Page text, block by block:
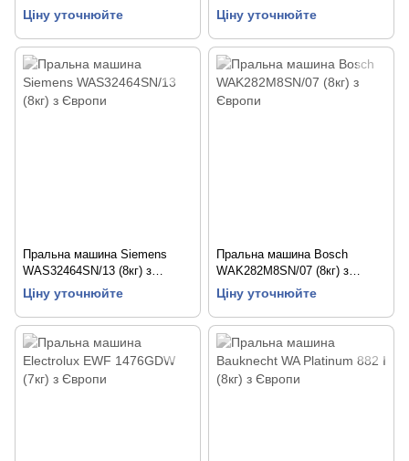
Ціну уточнюйте Ціну уточнюйте
Пральна машина Siemens
WAS32464SN/13 (8кг) з
Європи
Ціну уточнюйте
Пральна машина Bosch
WAK282M8SN/07 (8кг) з
Європи
Ціну уточнюйте